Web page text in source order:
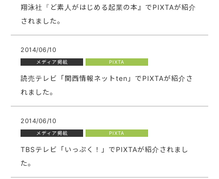
翔泳社『ど素人がはじめる起業の本』でPIXTAが紹介
されました。
2014/06/10
メディア掲載 PIXTA
読売テレビ「関西情報ネットten」でPIXTAが紹介さ
れました。
2014/06/10
メディア掲載 PIXTA
TBSテレビ「いっぷく！」でPIXTAが紹介されまし
た。